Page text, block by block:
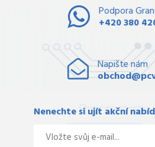
Podpora
+420 380
Napište nám
Nenechte si ujít akční